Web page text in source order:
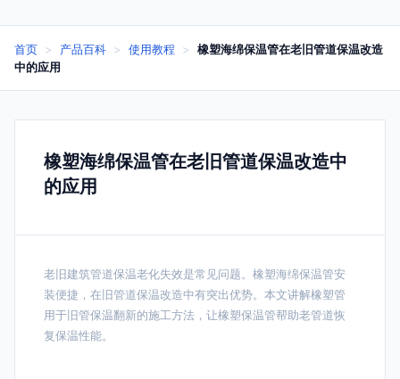
首页 > 产品百科 > 使用教程 >
橡塑海绵保温管在老旧管道保温改造
中的应用
橡塑海绵保温管在老旧管道保温改造中
的应用
老旧建筑管道保温老化失效是常见问题。橡塑海绵保温管安
装便捷，在旧管道保温改造中有突出优势。本文讲解橡塑管
用于旧管保温翻新的施工方法，让橡塑保温管帮助老管道恢
复保温性能。